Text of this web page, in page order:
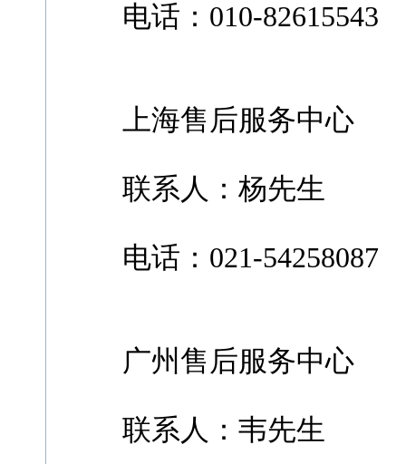
电话：010-82615543
上海售后服务中心
联系人：杨先生
电话：021-54258087
广州售后服务中心
联系人：韦先生